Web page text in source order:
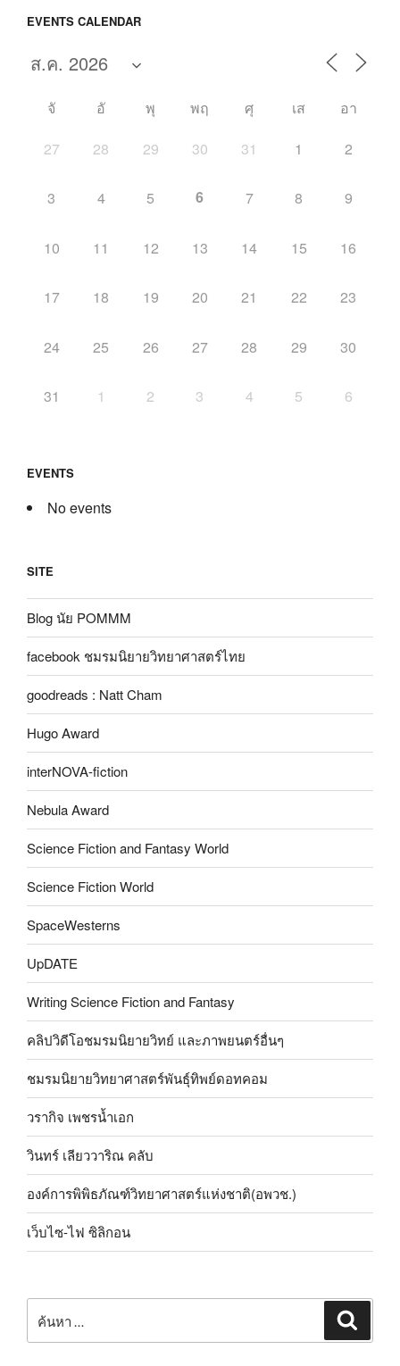
EVENTS CALENDAR
จั อั พุ พฤ ศุ เส
อา
27
28 29 30 31 1 2
3 4 5 6 7 8 9
10 11 12 13 14 15 16
17 18 19 20 21 22 23
24 25 26 27 28 29 30
31 1 2 3 4 5 6
EVENTS
No events
SITE
Blog นัย POMMM
facebook ชมรมนิยายวิทยาศาสตร์ไทย
goodreads : Natt Cham
Hugo Award
interNOVA-fiction
Nebula Award
Science Fiction and Fantasy World
Science Fiction World
SpaceWesterns
UpDATE
Writing Science Fiction and Fantasy
คลิปวิดีโอชมรมนิยายวิทย์ และภาพยนตร์อื่นๆ
ชมรมนิยายวิทยาศาสตร์พันธุ์ทิพย์ดอทคอม
วรากิจ เพชรน้ำเอก
วินทร์ เลียววาริณ คลับ
องค์การพิพิธภัณฑ์วิทยาศาสตร์แห่งชาติ(อพวช.)
เว็บไซ-ไฟ ซิลิกอน